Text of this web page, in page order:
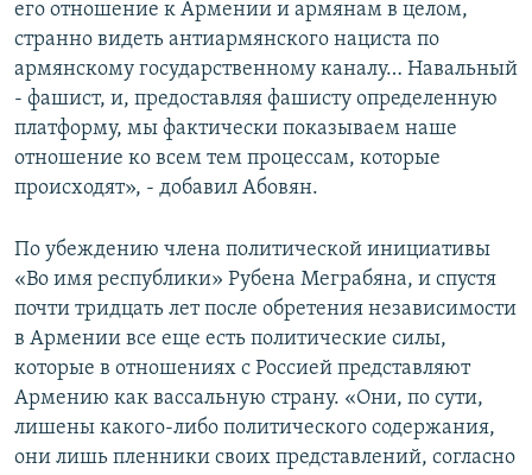
его отношение к Армении и армянам в целом,
странно видеть антиармянского нациста по
армянскому государственному каналу… Навальный
- фашист, и, предоставляя фашисту определенную
платформу, мы фактически показываем наше
отношение ко всем тем процессам, которые
происходят», - добавил Абовян.
По убеждению члена политической инициативы
«Во имя республики» Рубена Меграбяна, и спустя
почти тридцать лет после обретения независимости
в Армении все еще есть политические силы,
которые в отношениях с Россией представляют
Армению как вассальную страну. «Они, по сути,
лишены какого-либо политического содержания,
они лишь пленники своих представлений, согласно